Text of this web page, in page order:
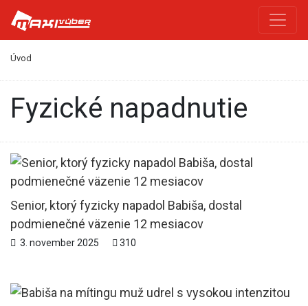
Úvod
fyzické napadnutie
Senior, ktorý fyzicky napadol Babiša, dostal
podmienečné väzenie 12 mesiacov
3. november 2025 310